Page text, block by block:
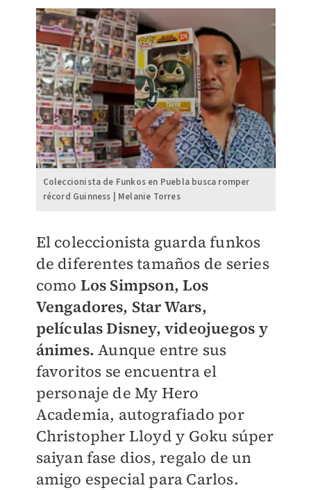
Coleccionista de Funkos en Puebla busca romper
récord Guinness | Melanie Torres
El coleccionista guarda funkos
de diferentes tamaños de series
como Los Simpson, Los
Vengadores, Star Wars,
películas Disney, videojuegos y
ánimes. Aunque entre sus
favoritos se encuentra el
personaje deMy Hero
Academia, autografiado por
Christopher Lloyd y Goku súper
saiyan fase dios,regalo de un
amigo especial para Carlos.